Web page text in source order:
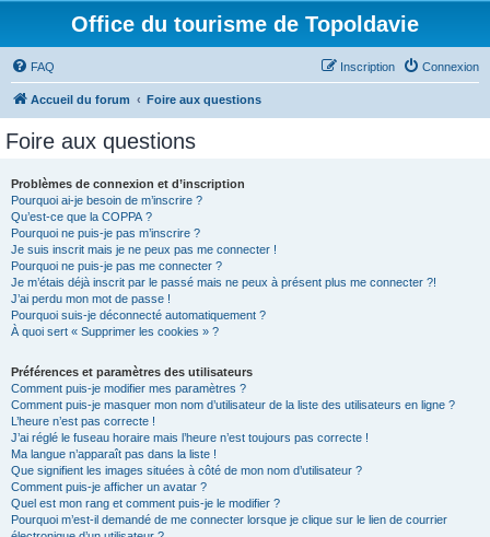
Office du tourisme de Topoldavie
FAQ Connexion
Inscription
Accueil du forum Foire aux questions
Foire aux questions
Problèmes de connexion et d’inscription
Pourquoi ai-je besoin de m’inscrire ?
Qu’est-ce que la COPPA ?
Pourquoi ne puis-je pas m’inscrire ?
Je suis inscrit mais je ne peux pas me connecter !
Pourquoi ne puis-je pas me connecter ?
Je m’étais déjà inscrit par le passé mais ne peux à présent plus me connecter ?!
J’ai perdu mon mot de passe !
Pourquoi suis-je déconnecté automatiquement ?
À quoi sert « Supprimer les cookies » ?
Préférences et paramètres des utilisateurs
Comment puis-je modifier mes paramètres ?
Comment puis-je masquer mon nom d’utilisateur de la liste des utilisateurs en ligne ?
L’heure n’est pas correcte !
J’ai réglé le fuseau horaire mais l’heure n’est toujours pas correcte !
Ma langue n’apparaît pas dans la liste !
Que signifient les images situées à côté de mon nom d’utilisateur ?
Comment puis-je afficher un avatar ?
Quel est mon rang et comment puis-je le modifier ?
Pourquoi m’est-il demandé de me connecter lorsque je clique sur le lien de courrier